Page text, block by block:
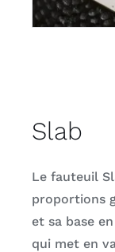
Slab
Le fauteuil
proportions
et sa base
qui met en